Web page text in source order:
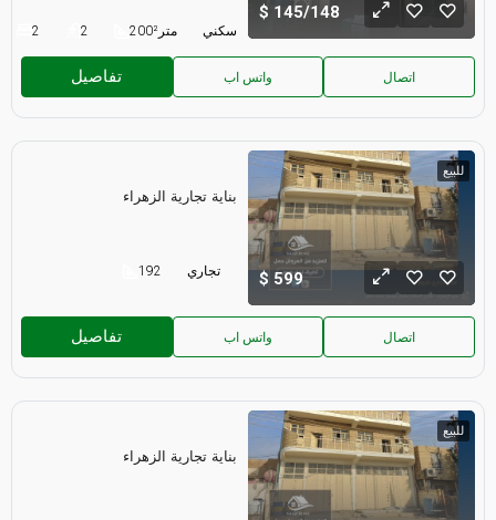
145/148
2 2 200 متر² سكني
تفاصيل واتس اب اتصال
للبيع
599
بناية تجارية الزهراء
192 تجاري
تفاصيل واتس اب اتصال
للبيع
بناية تجارية الزهراء